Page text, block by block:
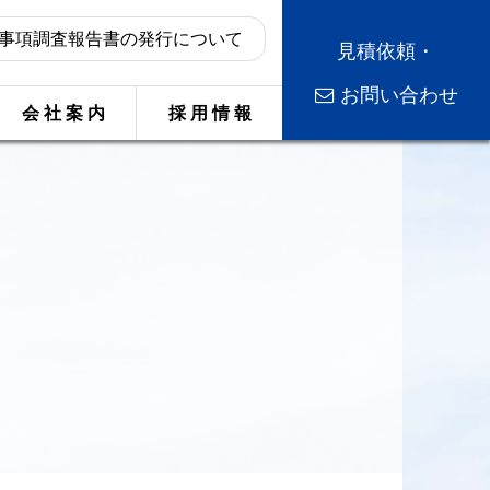
項調査報告書の発行について
会 社 案 内 採 用 情 報
見積依頼・
お問い合わせ